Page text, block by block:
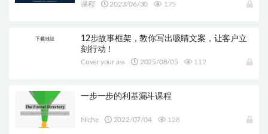
课程 2023/06/30 175
12步故事框架，教你写出吸睛文案，让客户立
刻行动！
Cover your ass 2025/08/05 112
一步一步的利基漏斗课程
Niche 2022/07/04 128